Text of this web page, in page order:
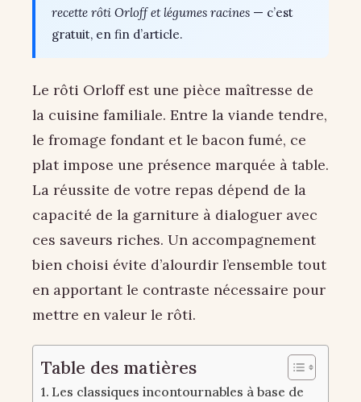
recette rôti Orloff et légumes racines — c’est
gratuit, en fin d’article.
Le rôti Orloff est une pièce maîtresse de
la cuisine familiale. Entre la viande tendre,
le fromage fondant et le bacon fumé, ce
plat impose une présence marquée à table.
La réussite de votre repas dépend de la
capacité de la garniture à dialoguer avec
ces saveurs riches. Un accompagnement
bien choisi évite d’alourdir l’ensemble tout
en apportant le contraste nécessaire pour
mettre en valeur le rôti.
Table des matières
Les classiques incontournables à base de